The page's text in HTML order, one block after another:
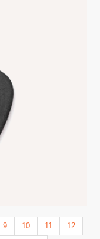
9 10 11 12